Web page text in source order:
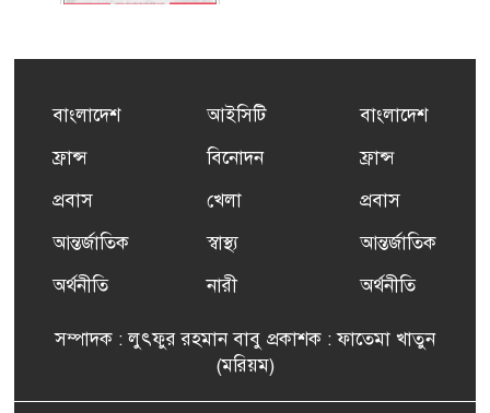
৫
এর সম্পূর্ণ বিনামূল্যের সুশি
ফ্রান্সসহ ইউরোপীয় দেশসমূহে
দাবদাহ: কারণ, প্রভাব ও করণীয়
ফ্রান্সে সংবর্ধিত হলেন যুক্তরাজ্য
বিএনপি’র আহ্বায়ক কমিটির
সাংবাদিকতায় কৃতিত্বের পুরস্কার
বাংলাদেশ
ফ্রান্স
প্রবাস
আন্তর্জাতিক
অর্থনীতি
আইসিটি
বিনোদন
খেলা
স্বাস্থ্য
নারী
বাংলাদেশ
ফ্রান্স
প্রবাস
আন্তর্জাতিক
অর্থনীতি
সম্পাদক : লুৎফুর রহমান বাবু প্রকাশক : ফাতেমা খাতুন
(মরিয়ম)